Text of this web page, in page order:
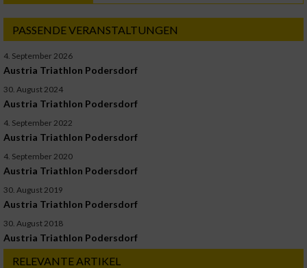
PASSENDE VERANSTALTUNGEN
4. September 2026
Austria Triathlon Podersdorf
30. August 2024
Austria Triathlon Podersdorf
4. September 2022
Austria Triathlon Podersdorf
4. September 2020
Austria Triathlon Podersdorf
30. August 2019
Austria Triathlon Podersdorf
30. August 2018
Austria Triathlon Podersdorf
RELEVANTE ARTIKEL